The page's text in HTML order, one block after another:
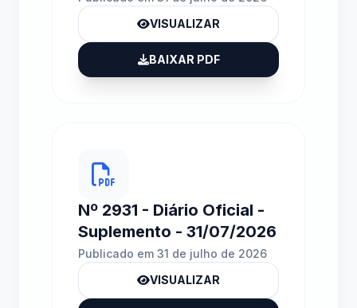
VISUALIZAR
BAIXAR PDF
Nº 2931 - Diário Oficial -
Suplemento - 31/07/2026
Publicado em 31 de julho de 2026
VISUALIZAR